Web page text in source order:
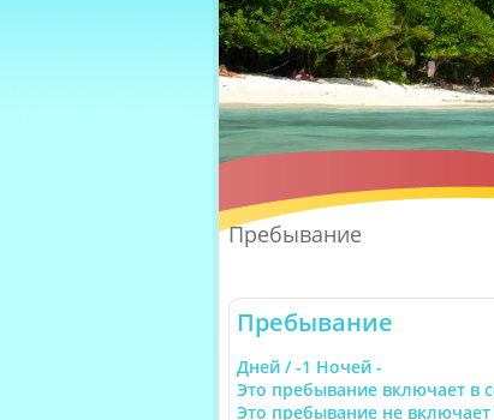
Пребывание
Пребывание
Дней / -1 Ночей -
Это пребывание включает в
Это пребывание не